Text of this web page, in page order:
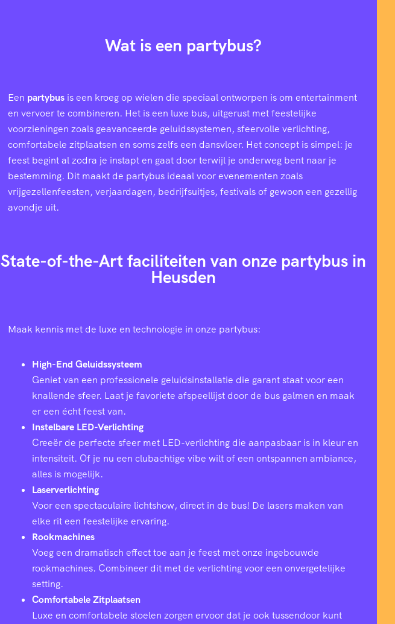
Wat is een partybus?
Een partybus is een kroeg op wielen die speciaal ontworpen is om entertainment
en vervoer te combineren. Het is een luxe bus, uitgerust met feestelijke
voorzieningen zoals geavanceerde geluidssystemen, sfeervolle verlichting,
comfortabele zitplaatsen en soms zelfs een dansvloer. Het concept is simpel: je
feest begint al zodra je instapt en gaat door terwijl je onderweg bent naar je
bestemming. Dit maakt de partybus ideaal voor evenementen zoals
vrijgezellenfeesten, verjaardagen, bedrijfsuitjes, festivals of gewoon een gezellig
avondje uit.
State-of-the-Art faciliteiten van onze partybus in
Heusden
Maak kennis met de luxe en technologie in onze partybus:
High-End Geluidssysteem
Geniet van een professionele geluidsinstallatie die garant staat voor een
knallende sfeer. Laat je favoriete afspeellijst door de bus galmen en maak
er een écht feest van.
Instelbare LED-Verlichting
Creeër de perfecte sfeer met LED-verlichting die aanpasbaar is in kleur en
intensiteit. Of je nu een clubachtige vibe wilt of een ontspannen ambiance,
alles is mogelijk.
Laserverlichting
Voor een spectaculaire lichtshow, direct in de bus! De lasers maken van
elke rit een feestelijke ervaring.
Rookmachines
Voeg een dramatisch effect toe aan je feest met onze ingebouwde
rookmachines. Combineer dit met de verlichting voor een onvergetelijke
setting.
Comfortabele Zitplaatsen
Luxe en comfortabele stoelen zorgen ervoor dat je ook tussendoor kunt